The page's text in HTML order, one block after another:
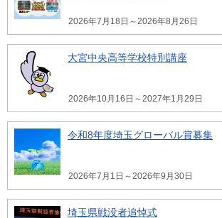
2026年7月18日～2026年8月26日
大宮中央高等学校特別講座
2026年10月16日～2027年1月29日
令和8年度埼玉グローバル賞募集
2026年7月1日～2026年9月30日
埼玉県戦没者追悼式